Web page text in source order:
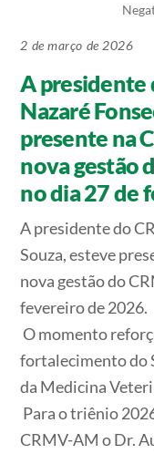
2 de março de 2026
A presidente
Nazaré
presente na
nova gestão
no dia 27 de
A presidente do
Souza, esteve
nova gestão do
fevereiro de 2026.
O momento
fortalecimento do
da Medicina
Para o triênio
CRMV-AM o Dr.